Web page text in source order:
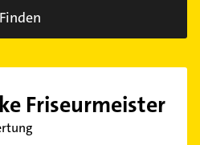
Finden
Friseurmeister